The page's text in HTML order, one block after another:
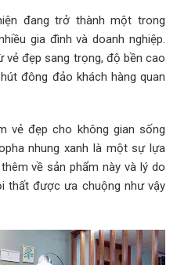
đang trở thành một trong
gia đình và doanh nghiệp.
vẻ đẹp sang trọng, độ bền cao
đông đảo khách hàng quan
vẻ đẹp cho không gian sống
nhung xanh là một sự lựa
về sản phẩm này và lý do
thất được ưa chuộng như vậy